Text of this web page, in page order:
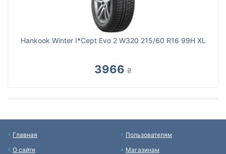
Hankook Winter I*Cept Evo 2 W320 215/60 R16 99H XL
3966 ₴
Главная
О сайте
Пользователям
Магазинам